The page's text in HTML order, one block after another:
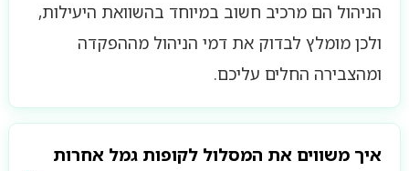
הניהול הם מרכיב חשוב במיוחד בהשוואת היעילות,
ולכן מומלץ לבדוק את דמי הניהול מההפקדה
ומהצבירה החלים עליכם.
איך משווים את המסלול לקופות גמל אחרות